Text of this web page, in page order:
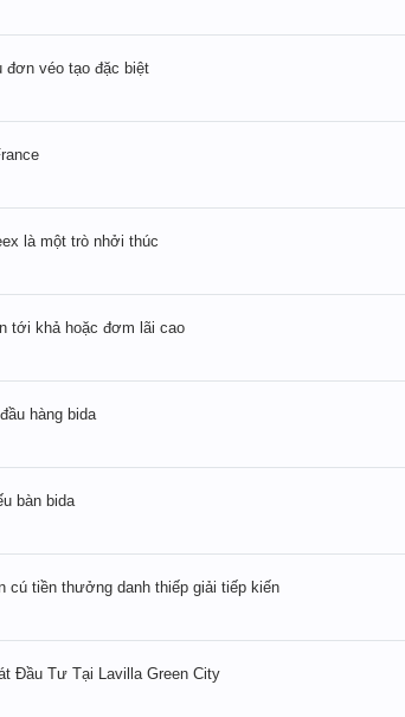
đơn véo tạo đặc biệt
là một trò nhởi thúc
tới khả hoặc đơm lãi cao
hàng bida
bàn bida
cú tiền thưởng danh thiếp giải tiếp kiến
Đầu Tư Tại Lavilla Green City